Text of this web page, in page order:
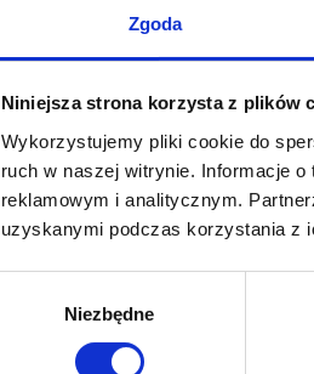
Zgoda
Niniejsza strona korzysta z plików
Wykorzystujemy pliki cookie do
ruch w naszej witrynie. Informacje
reklamowym i analitycznym.
uzyskanymi podczas korzystania z
Niezbędne